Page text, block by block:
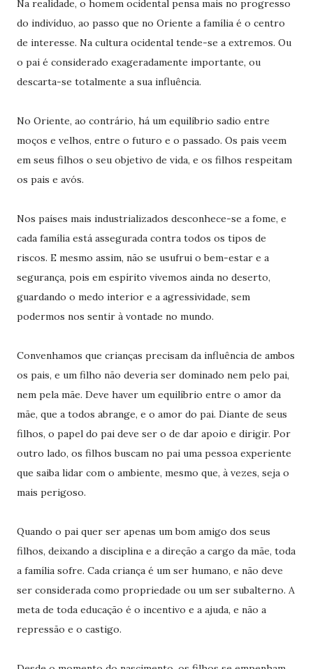
Na realidade, o homem ocidental pensa mais no progresso
do indivíduo, ao passo que no Oriente a família é o centro
de interesse. Na cultura ocidental tende-se a extremos. Ou
o pai é considerado exageradamente importante, ou
descarta-se totalmente a sua influência.
No Oriente, ao contrário, há um equilíbrio sadio entre
moços e velhos, entre o futuro e o passado. Os pais veem
em seus filhos o seu objetivo de vida, e os filhos respeitam
os pais e avós.
Nos países mais industrializados desconhece-se a fome, e
cada família está assegurada contra todos os tipos de
riscos. E mesmo assim, não se usufrui o bem-estar e a
segurança, pois em espírito vivemos ainda no deserto,
guardando o medo interior e a agressividade, sem
podermos nos sentir à vontade no mundo.
Convenhamos que crianças precisam da influência de ambos
os pais, e um filho não deveria ser dominado nem pelo pai,
nem pela mãe. Deve haver um equilíbrio entre o amor da
mãe, que a todos abrange, e o amor do pai. Diante de seus
filhos, o papel do pai deve ser o de dar apoio e dirigir. Por
outro lado, os filhos buscam no pai uma pessoa experiente
que saiba lidar com o ambiente, mesmo que, à vezes, seja o
mais perigoso.
Quando o pai quer ser apenas um bom amigo dos seus
filhos, deixando a disciplina e a direção a cargo da mãe, toda
a família sofre. Cada criança é um ser humano, e não deve
ser considerada como propriedade ou um ser subalterno. A
meta de toda educação é o incentivo e a ajuda, e não a
repressão e o castigo.